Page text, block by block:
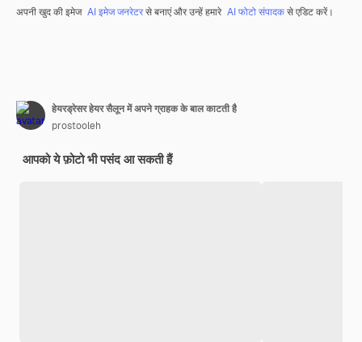
अपनी खुद की इमेज AI इमेज जनरेटरसे बनाएं और उन्हें हमारे AI फोटो संपादकसे एडिट करें।
हेयरड्रेसर हेयर सैलून में अपने ग्राहक के बाल काटती है
prostooleh
आपको ये फ़ोटो भी पसंद आ सकती हैं